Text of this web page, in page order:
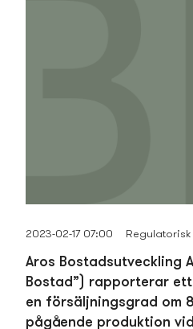
2023-02-17 07:00
Aros Bostads­utveckling
Bostad”) rapporterar
en försäljningsgrad om
pågående produktion